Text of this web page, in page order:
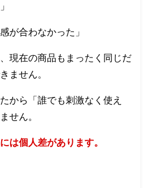
が合わなかった」
現在の商品もまったく同じだ
ません。
から「誰でも刺激なく使え
せん。
は個人差があります。